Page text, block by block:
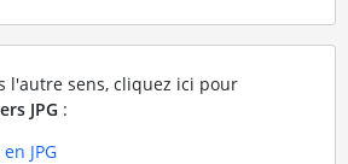
l'autre sens, cliquez ici pour
JPG :
JPG